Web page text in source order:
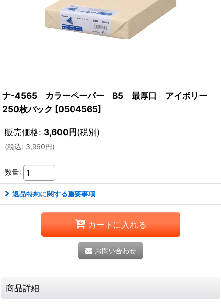
ナ-4565 カラーペーパー B5 最厚口 アイボリー
250枚パック [0504565]
販売価格: 3,600円(税別)
(税込: 3,960円)
数量:
返品特約に関する重要事項
カートに入れる
お問い合わせ
商品詳細